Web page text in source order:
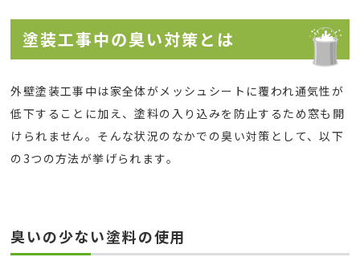
塗装工事中の臭い対策とは
外壁塗装工事中は家全体がメッシュシートに覆われ通気性が
低下することに加え、塗料の入り込みを防止するため窓も開
けられません。そんな状況のなかでの臭い対策として、以下
の3つの方法が挙げられます。
臭いの少ない塗料の使用